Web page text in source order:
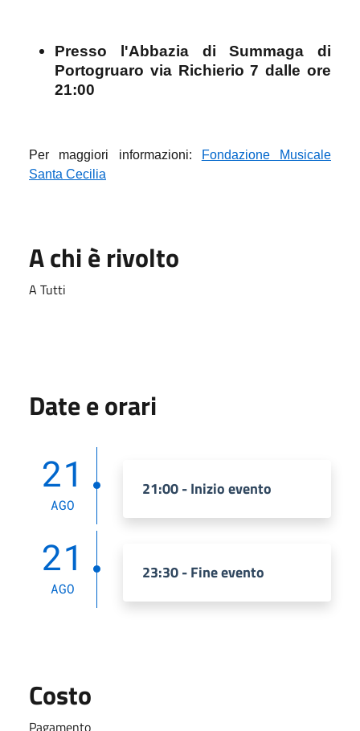
Presso l'Abbazia di Summaga di
Portogruaro via Richierio 7 dalle ore
21:00
Per maggiori informazioni:
Fondazione Musicale
Santa Cecilia
A chi è rivolto
A Tutti
Date e orari
21
AGO
21:00 - Inizio evento
21
AGO
23:30 - Fine evento
Costo
Pagamento